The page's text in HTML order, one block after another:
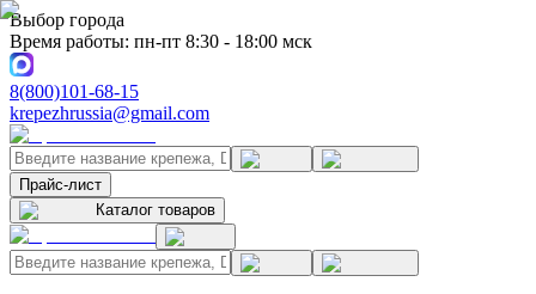
Выбор города
Время работы: пн-пт 8:30 - 18:00 мск
8(800)101-68-15
krepezhrussia@gmail.com
Прайс-лист
Каталог товаров